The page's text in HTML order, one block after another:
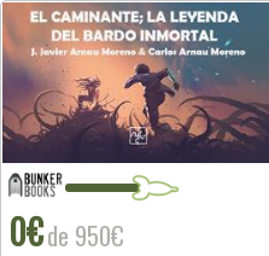
0€de 950€